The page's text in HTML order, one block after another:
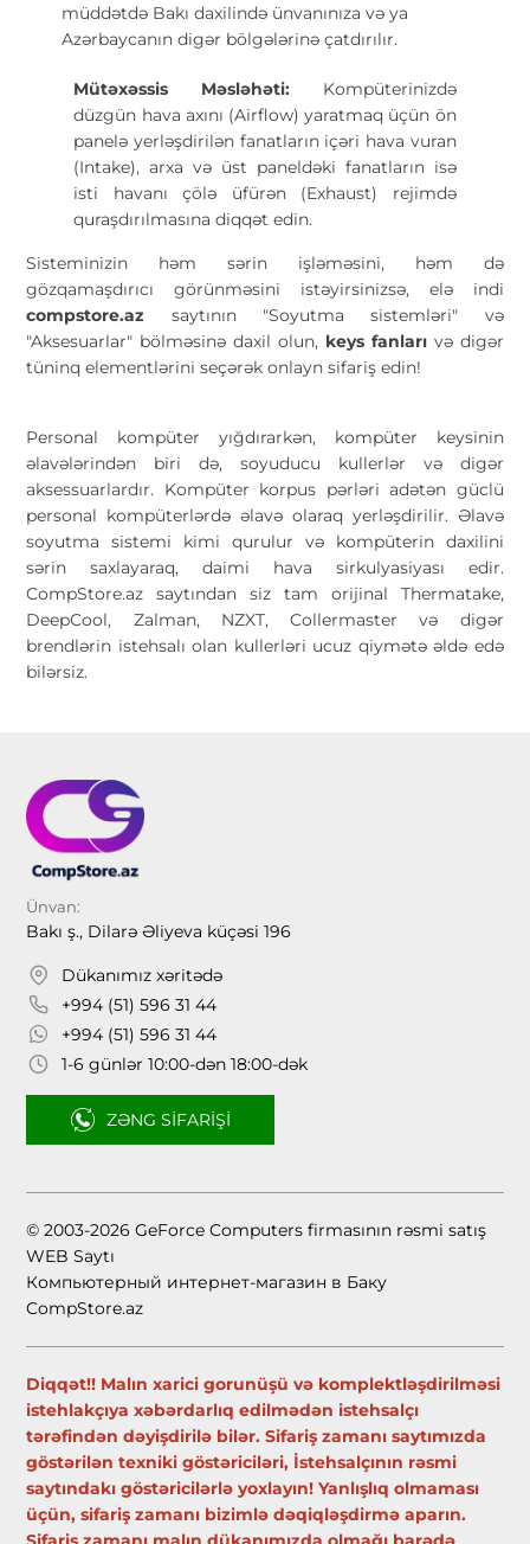
müddətdə Bakı daxilində ünvanınıza və ya
Azərbaycanın digər bölgələrinə çatdırılır.
Mütəxəssis Məsləhəti: Kompüterinizdə
düzgün hava axını (Airflow) yaratmaq üçün ön
panelə yerləşdirilən fanatların içəri hava vuran
(Intake), arxa və üst paneldəki fanatların isə
isti havanı çölə üfürən (Exhaust) rejimdə
quraşdırılmasına diqqət edin.
Sisteminizin həm sərin işləməsini, həm də
gözqamaşdırıcı görünməsini istəyirsinizsə, elə indi
compstore.az saytının "Soyutma sistemləri" və
"Aksesuarlar" bölməsinə daxil olun, keys fanlarıvə digər
tüninq elementlərini seçərək onlayn sifariş edin!
Personal kompüter yığdırarkən, kompüter keysinin
əlavələrindən biri də, soyuducu kullerlər və digər
aksessuarlardır. Kompüter korpus pərləri adətən güclü
personal kompüterlərdə əlavə olaraq yerləşdirilir. Əlavə
soyutma sistemi kimi qurulur və kompüterin daxilini
sərin saxlayaraq, daimi hava sirkulyasiyası edir.
CompStore.az saytından siz tam orijinal Thermatake,
DeepCool, Zalman, NZXT, Collermaster və digər
brendlərin istehsalı olan kullerləri ucuz qiymətə əldə edə
bilərsiz.
Ünvan:
Bakı ş., Dilarə Əliyeva küçəsi 196
Dükanımız xəritədə
+994 (51) 596 31 44
+994 (51) 596 31 44
1-6 günlər 10:00-dən 18:00-dək
ZƏNG SIFARIŞI
© 2003-2026 GeForce Computers firmasının rəsmi satış
WEB Saytı
Компьютерный интернет-магазин в Баку
CompStore.az
Diqqət!! Malın xarici gorunüşü və komplektləşdirilməsi
istehlakçıya xəbərdarlıq edilmədən istehsalçı
tərəfindən dəyişdirilə bilər. Sifariş zamanı saytımızda
göstərilən texniki göstəriciləri, İstehsalçının rəsmi
saytındakı göstəricilərlə yoxlayın! Yanlışlıq olmaması
üçün, sifariş zamanı bizimlə dəqiqləşdirmə aparın.